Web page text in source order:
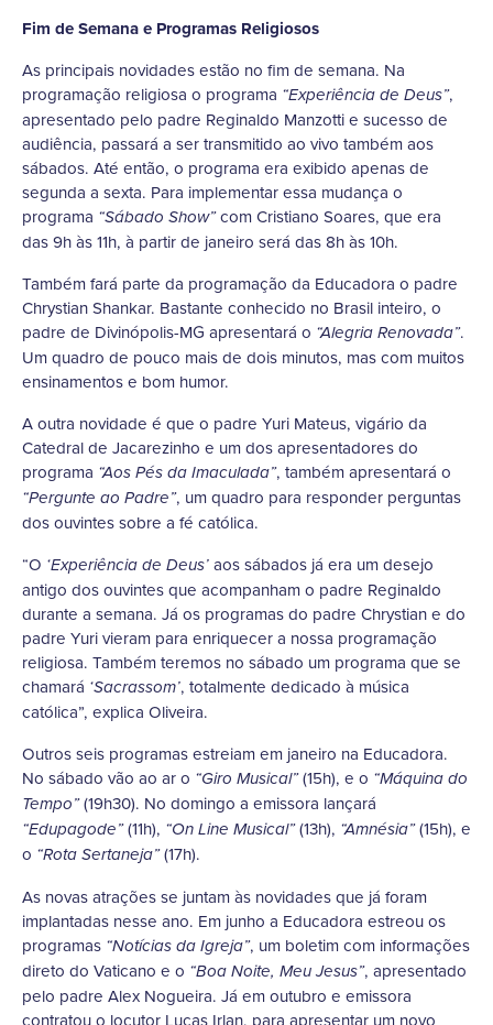
Fim de Semana e Programas Religiosos
As principais novidades estão no fim de semana. Na
programação religiosa o programa “Experiência de Deus”,
apresentado pelo padre Reginaldo Manzotti e sucesso de
audiência, passará a ser transmitido ao vivo também aos
sábados. Até então, o programa era exibido apenas de
segunda a sexta. Para implementar essa mudança o
programa “Sábado Show”com Cristiano Soares, que era
das 9h às 11h, à partir de janeiro será das 8h às 10h.
Também fará parte da programação da Educadora o padre
Chrystian Shankar. Bastante conhecido no Brasil inteiro, o
padre de Divinópolis-MG apresentará o “Alegria Renovada”.
Um quadro de pouco mais de dois minutos, mas com muitos
ensinamentos e bom humor.
A outra novidade é que o padre Yuri Mateus, vigário da
Catedral de Jacarezinho e um dos apresentadores do
programa “Aos Pés da Imaculada”, também apresentará o
“Pergunte ao Padre”, um quadro para responder perguntas
dos ouvintes sobre a fé católica.
“O ‘Experiência de Deus’ aos sábados já era um desejo
antigo dos ouvintes que acompanham o padre Reginaldo
durante a semana. Já os programas do padre Chrystian e do
padre Yuri vieram para enriquecer a nossa programação
religiosa. Também teremos no sábado um programa que se
chamará ‘Sacrassom’, totalmente dedicado à música
católica”, explica Oliveira.
Outros seis programas estreiam em janeiro na Educadora.
No sábado vão ao ar o “Giro Musical”(15h), e o “Máquina do
Tempo”(19h30). No domingo a emissora lançará
“Edupagode”(11h), “On Line Musical”(13h), “Amnésia”(15h), e
o “Rota Sertaneja”(17h).
As novas atrações se juntam às novidades que já foram
implantadas nesse ano. Em junho a Educadora estreou os
programas “Notícias da Igreja”, um boletim com informações
direto do Vaticano e o “Boa Noite, Meu Jesus”, apresentado
pelo padre Alex Nogueira. Já em outubro e emissora